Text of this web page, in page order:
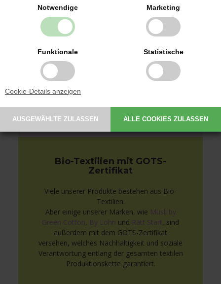
Notwendige Marketing
Funktionale Statistische
Cookie-Details anzeigen
Babybekleidung von
bekannten Marken
Wir führen Babybekleidung der dänischen
Marken Fixoni und Müsli by Green Cotton ab
Wir führen sowohl traditionelle
Strampelanzüge als auch Bodies und
Bio-Textilien mit GOTS-
Zertifikat
Viele unserer Produkte bestehen aus Bio-
Textilien.
Aber einige unserer Marken, wie Müsli by
Green Cotton, By Lohn und Rätt Start, sind
außerdem mit dem GOTS-Zertifikat
versehen, welches Nachhaltigkeit und soziale
Verantwortung entlang der gesamten textilen
Produktionskette garantiert.